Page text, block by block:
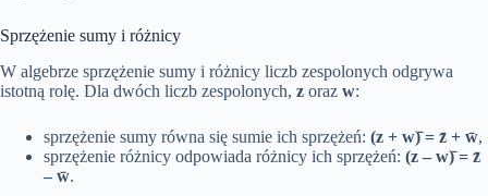
Sprzężenie sumy i różnicy
W algebrze sprzężenie sumy i różnicy liczb zespolonych odgrywa
istotną rolę. Dla dwóch liczb zespolonych, z oraz w:
sprzężenie sumy równa się sumie ich sprzężeń: (z + w)̄ = z̄ + w̄,
sprzężenie różnicy odpowiada różnicy ich sprzężeń: (z – w)̄ = z̄
– w̄.